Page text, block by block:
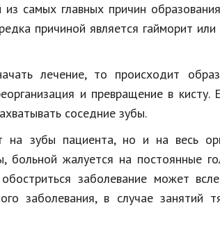
самых главных причин
причиной является гайморит или
лечение, то происходит
и превращение в кисту.
соседние зубы.
зубы пациента, но и на весь
больной жалуется на постоянные
заболевание может
заболевания, в случае занятий